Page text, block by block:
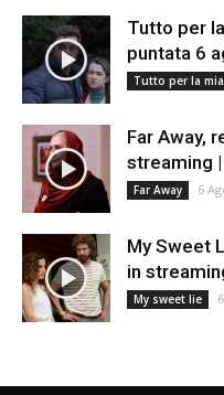
Tutto per
puntata 6
Tutto per la
Far Away,
streaming
Far Away 6
My Sweet
in
My sweet lie